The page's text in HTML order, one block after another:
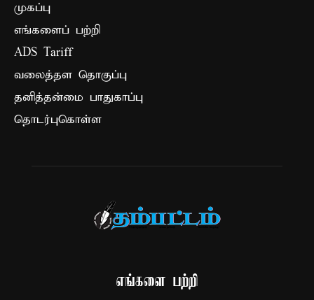
முகப்பு
எங்களைப் பற்றி
ADS Tariff
வலைத்தள தொகுப்பு
தனித்தன்மை பாதுகாப்பு
தொடர்புகொள்ள
எங்களை பற்றி